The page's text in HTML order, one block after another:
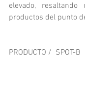
elevado,
productos del punto
PRODUCTO /  SPOT-B